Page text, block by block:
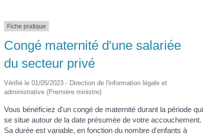
Fiche pratique
Congé maternité d'une salariée
du secteur privé
Vérifié le 01/05/2023 - Direction de l'information légale et
administrative (Première ministre)
Vous bénéficiez d'un congé de maternité durant la période qui
se situe autour de la date présumée de votre accouchement.
Sa durée est variable, en fonction du nombre d'enfants à